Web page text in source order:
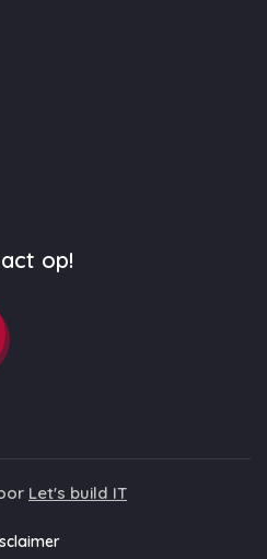
op!
Let's build IT